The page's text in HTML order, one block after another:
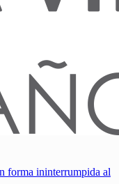
forma ininterrumpida al